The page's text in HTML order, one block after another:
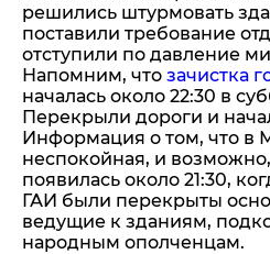
решились штурмовать
поставили требование
отступили по давление
Напомним, что зачистка
началась около 22:30 в
Перекрыли дороги и
Информация о том, что в
неспокойная, и
появилась около 21:30,
ГАИ были перекрыты
ведущие к зданиям,
народным ополченцам.